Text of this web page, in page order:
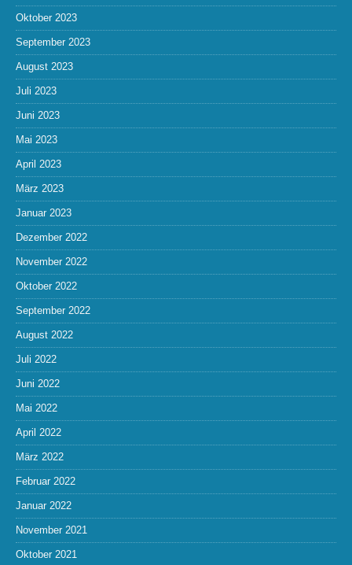
Oktober 2023
September 2023
August 2023
Juli 2023
Juni 2023
Mai 2023
April 2023
März 2023
Januar 2023
Dezember 2022
November 2022
Oktober 2022
September 2022
August 2022
Juli 2022
Juni 2022
Mai 2022
April 2022
März 2022
Februar 2022
Januar 2022
November 2021
Oktober 2021